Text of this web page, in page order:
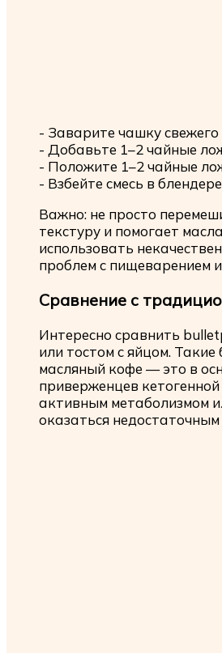
- Заварите чашку свежего
- Добавьте 1–2 чайные
- Положите 1–2 чайные
- Взбейте смесь в
Важно: не просто
текстуру и помогает
использовать
проблем с пищеварением
Сравнение с
Интересно сравнить
или тостом с яйцом.
масляный кофе — это в
приверженцев
активным метаболизмом
оказаться